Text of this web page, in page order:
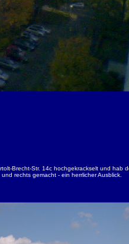
Brecht-Str. 14c hochgekrackselt und hab
rechts gemacht - ein herrlicher Ausblick.